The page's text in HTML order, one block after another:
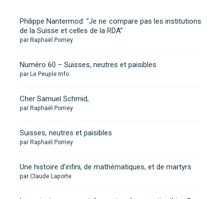
Philippe Nantermod: “Je ne compare pas les institutions
de la Suisse et celles de la RDA”
par Raphaël Pomey
Numéro 60 – Suisses, neutres et paisibles
par Le Peuple Info
Cher Samuel Schmid,
par Raphaël Pomey
Suisses, neutres et paisibles
par Raphaël Pomey
Une histoire d’infini, de mathématiques, et de martyrs
par Claude Laporte